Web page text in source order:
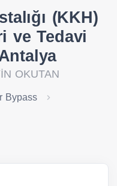
(KKH)
ve Tedavi
OKUTAN
Bypass